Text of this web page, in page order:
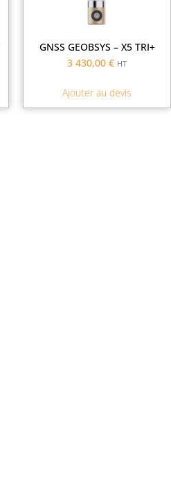
GNSS GEOBSYS – X5 TRI+
3 430,00 € HT
Ajouter au devis